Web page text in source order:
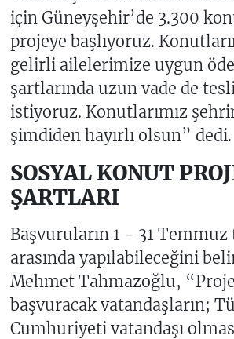
için Güneyşehir’de 3.300
projeye başlıyoruz.
gelirli ailelerimize uygun
şartlarında uzun vade de
istiyoruz. Konutlarımız
şimdiden hayırlı olsun” dedi.
SOSYAL KONUT
ŞARTLARI
Başvuruların 1 - 31
arasında yapılabileceğini
Mehmet Tahmazoğlu,
başvuracak vatandaşların;
Cumhuriyeti vatandaşı